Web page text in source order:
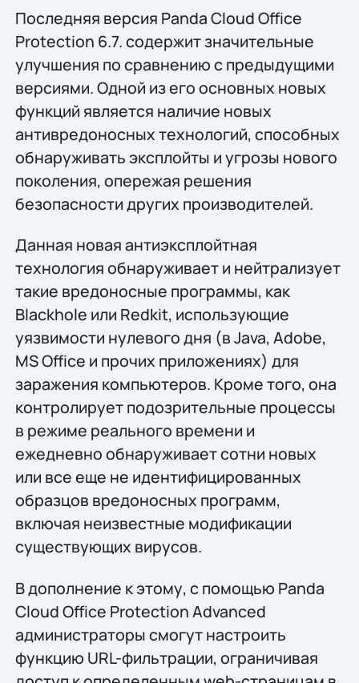
Последняя версия Panda Cloud Office
Protection 6.7. содержит значительные
улучшения по сравнению с предыдущими
версиями. Одной из его основных новых
функций является наличие новых
антивредоносных технологий, способных
обнаруживать эксплойты и угрозы нового
поколения, опережая решения
безопасности других производителей.
Данная новая антиэксплойтная
технология обнаруживает и нейтрализует
такие вредоносные программы, как
Blackhole или Redkit, использующие
уязвимости нулевого дня (в Java, Adobe,
MS Office и прочих приложениях) для
заражения компьютеров. Кроме того, она
контролирует подозрительные процессы
в режиме реального времени и
ежедневно обнаруживает сотни новых
или все еще не идентифицированных
образцов вредоносных программ,
включая неизвестные модификации
существующих вирусов.
В дополнение к этому, с помощью Panda
Cloud Office Protection Advanced
администраторы смогут настроить
функцию URL-фильтрации, ограничивая